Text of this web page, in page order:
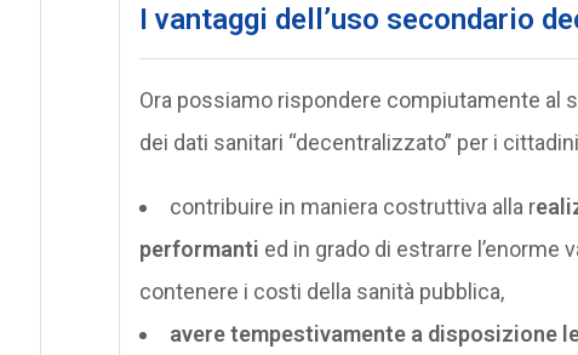
I vantaggi dell’uso secondario
Ora possiamo rispondere compiutamente al
dei dati sanitari “decentralizzato” per i
contribuire in maniera costruttiva alla r
performanti ed in grado di estrarre l’enorme
contenere i costi della sanità pubblica,
avere tempestivamente a disposizione